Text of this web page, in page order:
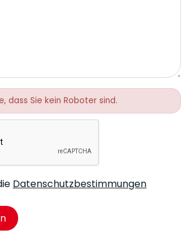
dass Sie kein Roboter sind.
Datenschutzbestimmungen